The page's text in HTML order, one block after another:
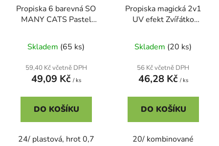
Propiska 6 barevná SO
MANY CATS Pastel
Skladem (65 ks)
59,40 Kč včetně DPH
49,09 Kč / ks
DO KOŠÍKU
24/ plastová, hrot 0,7
Propiska magická 2v1
UV efekt Zvířátko
Skladem (20 ks)
56 Kč včetně DPH
46,28 Kč / ks
DO KOŠÍKU
20/ kombinované